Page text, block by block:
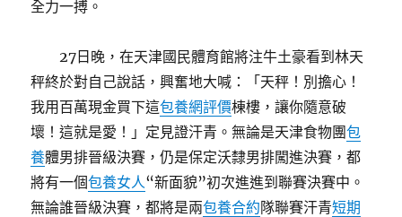
全力一搏。
27日晚，在天津國民體育館將注牛土豪看到林天
秤終於對自己說話，興奮地大喊：「天秤！別擔心！
我用百萬現金買下這包養網評價棟樓，讓你隨意破
壞！這就是愛！」定見證汗青。無論是天津食物團包
養體男排晉級決賽，仍是保定沃隸男排闖進決賽，都
將有一個包養女人“新面貌”初次進進到聯賽決賽中。
無論誰晉級決賽，都將是兩包養合約隊聯賽汗青短期